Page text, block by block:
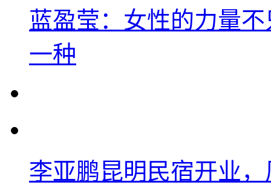
蓝盈莹：女性的力量
一种
李亚鹏昆明民宿开业